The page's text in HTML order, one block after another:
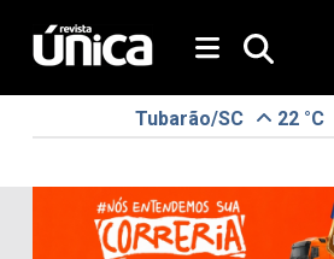
Tubarão/SC 22 °C